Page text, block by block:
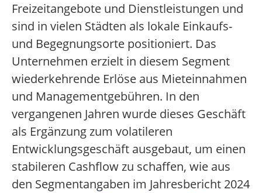
Freizeitangebote und Dienstleistungen und
sind in vielen Städten als lokale Einkaufs-
und Begegnungsorte positioniert. Das
Unternehmen erzielt in diesem Segment
wiederkehrende Erlöse aus Mieteinnahmen
und Managementgebühren. In den
vergangenen Jahren wurde dieses Geschäft
als Ergänzung zum volatileren
Entwicklungsgeschäft ausgebaut, um einen
stabileren Cashflow zu schaffen, wie aus
den Segmentangaben im Jahresbericht 2024